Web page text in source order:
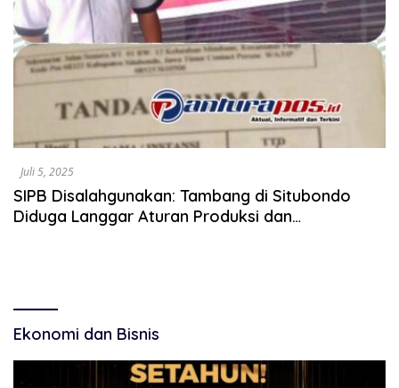
Juli 5, 2025
SIPB Disalahgunakan: Tambang di Situbondo
Diduga Langgar Aturan Produksi dan
Ekonomi dan Bisnis